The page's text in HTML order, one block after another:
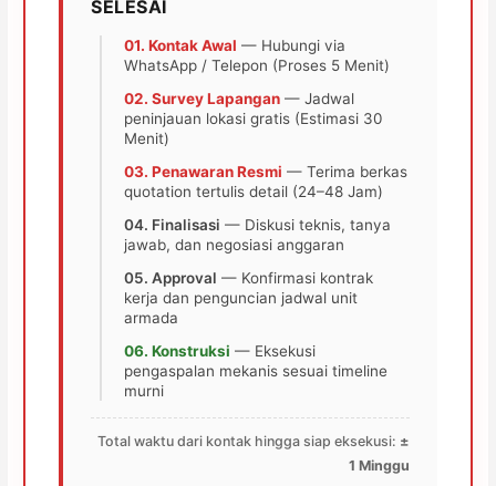
SELESAI
01. Kontak Awal — Hubungi via
WhatsApp / Telepon (Proses 5 Menit)
02. Survey Lapangan — Jadwal
peninjauan lokasi gratis (Estimasi 30
Menit)
03. Penawaran Resmi — Terima berkas
quotation tertulis detail (24–48 Jam)
04. Finalisasi — Diskusi teknis, tanya
jawab, dan negosiasi anggaran
05. Approval — Konfirmasi kontrak
kerja dan penguncian jadwal unit
armada
06. Konstruksi — Eksekusi
pengaspalan mekanis sesuai timeline
murni
Total waktu dari kontak hingga siap eksekusi: ±
1 Minggu